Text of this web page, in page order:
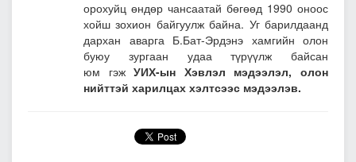
орохуйц өндөр чансаатай бөгөөд 1990 оноос
хойш зохион байгуулж байна. Уг барилдаанд
дархан аварга Б.Бат-Эрдэнэ хамгийн олон
буюу зургаан удаа түрүүлж байсан
юм гэжУИХ-ын Хэвлэл мэдээлэл, олон
нийттэй харилцах хэлтсээс мэдээлэв.